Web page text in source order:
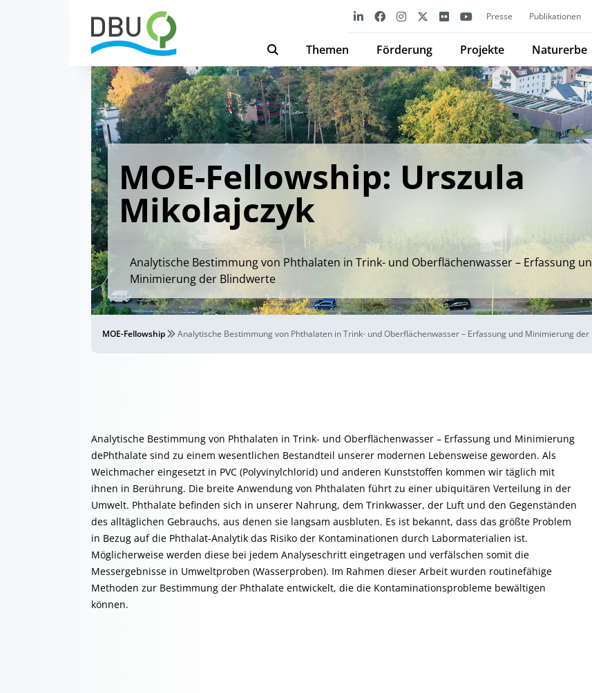
Presse Publikationen
Themen Förderung Projekte Naturerbe
MOE-Fellowship: Urszula
Mikolajczyk
Analytische Bestimmung von Phthalaten in Trink- und Oberflächenwasser – Erfassung
Minimierung der Blindwerte
MOE-Fellowship Analytische Bestimmung von Phthalaten in Trink- und Oberflächenwasser – Erfassung und Minimierung
Analytische Bestimmung von Phthalaten in Trink- und Oberflächenwasser – Erfassung und Minimierung
dePhthalate sind zu einem wesentlichen Bestandteil unserer modernen Lebensweise geworden. Als
Weichmacher eingesetzt in PVC (Polyvinylchlorid) und anderen Kunststoffen kommen wir täglich mit
ihnen in Berührung. Die breite Anwendung von Phthalaten führt zu einer ubiquitären Verteilung in der
Umwelt. Phthalate befinden sich in unserer Nahrung, dem Trinkwasser, der Luft und den Gegenständen
des alltäglichen Gebrauchs, aus denen sie langsam ausbluten. Es ist bekannt, dass das größte Problem
in Bezug auf die Phthalat-Analytik das Risiko der Kontaminationen durch Labormaterialien ist.
Möglicherweise werden diese bei jedem Analyseschritt eingetragen und verfälschen somit die
Messergebnisse in Umweltproben (Wasserproben). Im Rahmen dieser Arbeit wurden routinefähige
Methoden zur Bestimmung der Phthalate entwickelt, die die Kontaminationsprobleme bewältigen
können.